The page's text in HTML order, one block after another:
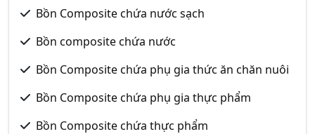
Bồn Composite chứa nước sạch
Bồn composite chứa nước
Bồn Composite chứa phụ gia thức ăn chăn nuôi
Bồn Composite chứa phụ gia thực phẩm
Bồn Composite chứa thực phẩm